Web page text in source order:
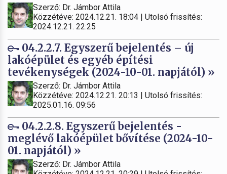
Szerző: Dr. Jámbor Attila
Közzétéve: 2024.12.21. 18:04 | Utolsó frissítés:
2024.12.21. 22:25
04.2.2.7. Egyszerű bejelentés – új
lakóépület és egyéb építési
tevékenységek (2024-10-01. napjától) »
Szerző: Dr. Jámbor Attila
Közzétéve: 2024.12.21. 20:13 | Utolsó frissítés:
2025.01.16. 09:56
04.2.2.8. Egyszerű bejelentés -
meglévő lakóépület bővítése (2024-10-
01. napjától) »
Szerző: Dr. Jámbor Attila